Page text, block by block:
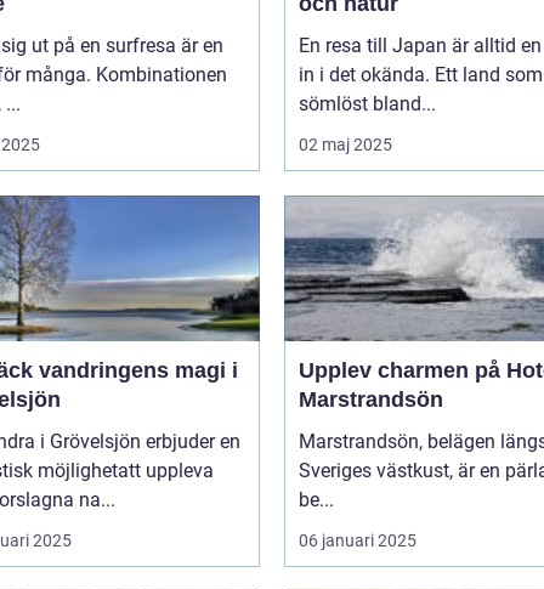
ut på en surfresa är en
många. Kombinationen
...
En resa till Japan är alltid
in i det okända. Ett land som
sömlöst bland...
02 maj 2025
vandringens magi i
i Grövelsjön erbjuder en
möjlighetatt uppleva
na...
2025
Upplev charmen på
Marstrandsön
Marstrandsön, belägen
Sveriges västkust, är en
be...
06 januari 2025